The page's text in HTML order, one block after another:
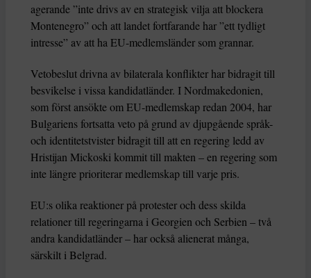
agerande ”inte drivs av en strategisk vilja att blockera
Montenegro” och att landet fortfarande har ”ett tydligt
intresse” av att ha EU-medlemsländer som grannar.
Vetobeslut drivna av bilaterala konflikter har bidragit till
besvikelse i vissa kandidatländer. I Nordmakedonien,
som först ansökte om EU-medlemskap redan 2004, har
Bulgariens fortsatta veto på grund av djupgående språk-
och identitetstvister bidragit till att en regering ledd av
Hristijan Mickoski kommit till makten – en regering som
inte längre prioriterar medlemskap till varje pris.
EU:s olika reaktioner på protester och dess skilda
relationer till regeringarna i Georgien och Serbien – två
andra kandidatländer – har också alienerat många,
särskilt i Belgrad.